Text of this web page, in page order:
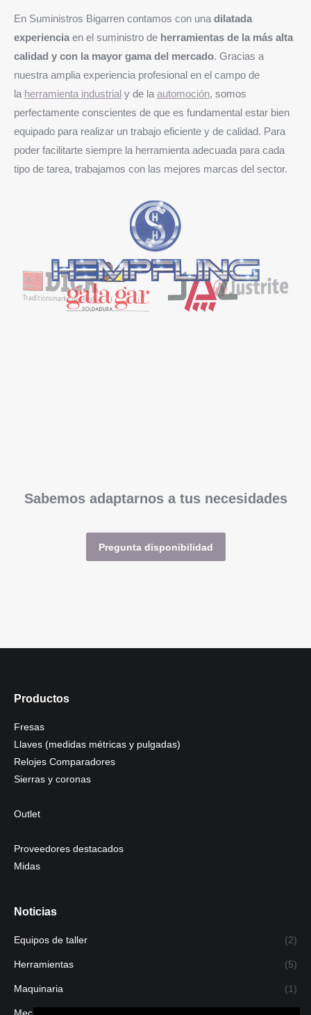
En Suministros Bigarren contamos con una dilatada
experiencia en el suministro de herramientas de la más alta
calidad y con la mayor gama del mercado. Gracias a
nuestra amplia experiencia profesional en el campo de
la herramienta industrial y de la automoción, somos
perfectamente conscientes de que es fundamental estar bien
equipado para realizar un trabajo eficiente y de calidad. Para
poder facilitarte siempre la herramienta adecuada para cada
tipo de tarea, trabajamos con las mejores marcas del sector.
Sabemos adaptarnos a tus necesidades
Pregunta disponibilidad
Productos
Fresas
Llaves (medidas métricas y pulgadas)
Relojes Comparadores
Sierras y coronas
Outlet
Proveedores destacados
Midas
Noticias
Equipos de taller (2)
Herramientas (5)
Maquinaria (1)